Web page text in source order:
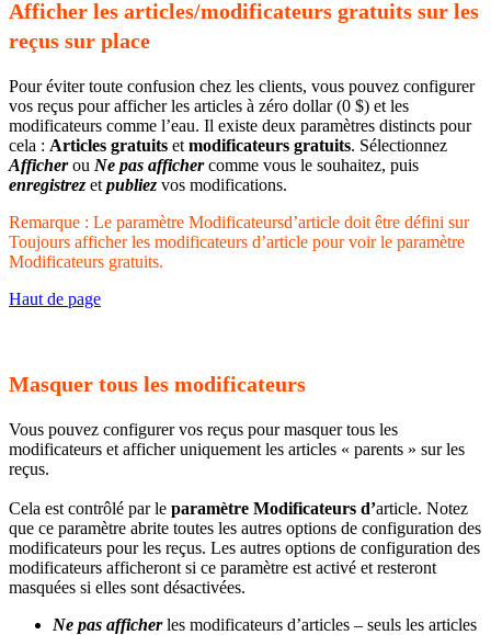
Afficher les articles/modificateurs gratuits sur les
reçus sur place
Pour éviter toute confusion chez les clients, vous pouvez configurer
vos reçus pour afficher les articles à zéro dollar (0 $) et les
modificateurs comme l’eau. Il existe deux paramètres distincts pour
cela : Articles gratuits et modificateurs gratuits. Sélectionnez
Afficherou Ne pas affichercomme vous le souhaitez, puis
enregistrez et publiez vos modifications.
Remarque : Le paramètre Modificateursd’article doit être défini sur
Toujours afficher les modificateurs d’article pour voir le paramètre
Modificateurs gratuits.
Haut de page
Masquer tous les modificateurs
Vous pouvez configurer vos reçus pour masquer tous les
modificateurs et afficher uniquement les articles « parents » sur les
reçus.
Cela est contrôlé par le paramètre Modificateurs d’article. Notez
que ce paramètre abrite toutes les autres options de configuration des
modificateurs pour les reçus. Les autres options de configuration des
modificateurs afficheront si ce paramètre est activé et resteront
masquées si elles sont désactivées.
Ne pas afficherles modificateurs d’articles – seuls les articles